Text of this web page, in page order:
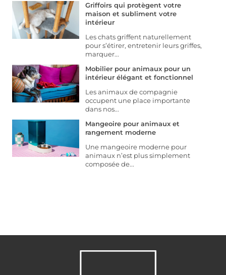
Griffoirs qui protègent votre
maison et subliment votre
intérieur
Les chats griffent naturellement
pour s’étirer, entretenir leurs griffes,
marquer...
Mobilier pour animaux pour un
intérieur élégant et fonctionnel
Les animaux de compagnie
occupent une place importante
dans nos...
Mangeoire pour animaux et
rangement moderne
Une mangeoire moderne pour
animaux n’est plus simplement
composée de...